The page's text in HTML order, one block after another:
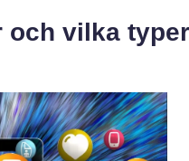
och vilka typer